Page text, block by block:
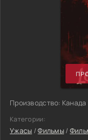
Производство: Канада
Категории:
Ужасы /Фильмы/